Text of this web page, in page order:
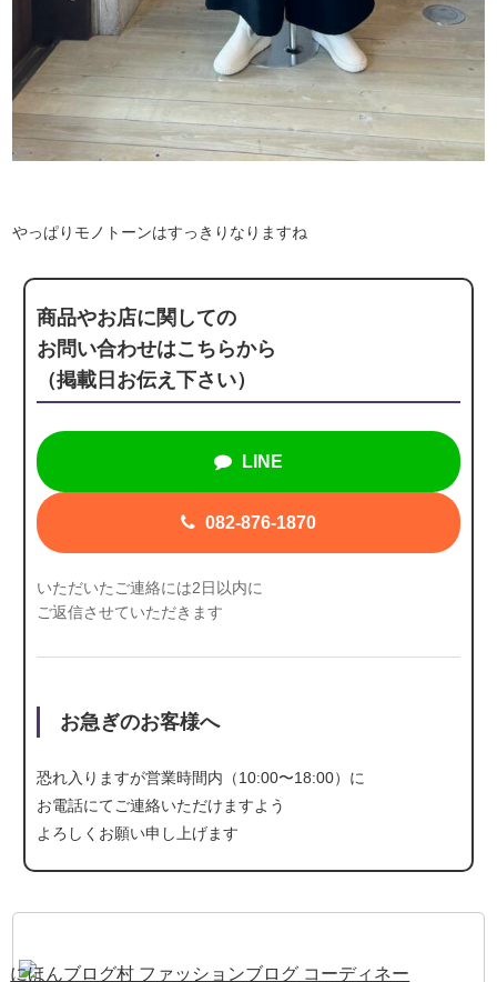
やっぱりモノトーンはすっきりなりますね
商品やお店に関しての
お問い合わせはこちらから
（掲載日お伝え下さい）
LINE
082-876-1870
いただいたご連絡には2日以内に
ご返信させていただきます
お急ぎのお客様へ
恐れ入りますが営業時間内（10:00〜18:00）に
お電話にてご連絡いただけますよう
よろしくお願い申し上げます